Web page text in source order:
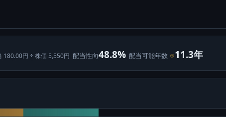
180.00円 ÷ 株価 5,550円 配当性向48.8% 配当可能年数 ⊙11.3年